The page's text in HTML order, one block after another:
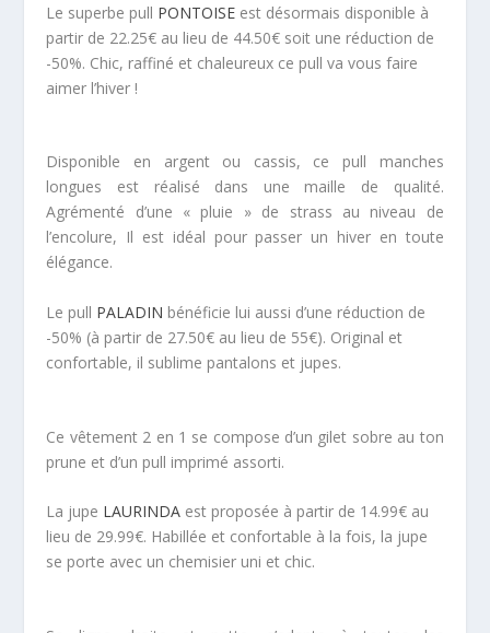
Le superbe pull PONTOISE est désormais disponible à
partir de 22.25€ au lieu de 44.50€ soit une réduction de
-50%. Chic, raffiné et chaleureux ce pull va vous faire
aimer l’hiver !
Disponible en argent ou cassis, ce pull manches
longues est réalisé dans une maille de qualité.
Agrémenté d’une « pluie » de strass au niveau de
l’encolure, Il est idéal pour passer un hiver en toute
élégance.
Le pull PALADIN bénéficie lui aussi d’une réduction de
-50% (à partir de 27.50€ au lieu de 55€). Original et
confortable, il sublime pantalons et jupes.
Ce vêtement 2 en 1 se compose d’un gilet sobre au ton
prune et d’un pull imprimé assorti.
La jupe LAURINDA est proposée à partir de 14.99€ au
lieu de 29.99€. Habillée et confortable à la fois, la jupe
se porte avec un chemisier uni et chic.